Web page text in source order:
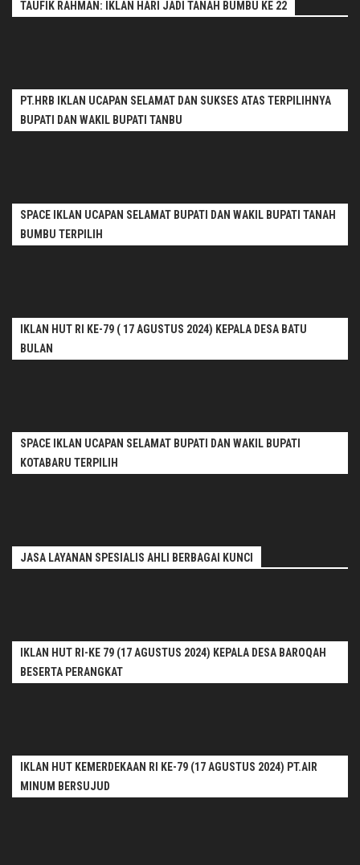
TAUFIK RAHMAN: IKLAN HARI JADI TANAH BUMBU KE 22
PT.HRB IKLAN UCAPAN SELAMAT DAN SUKSES ATAS TERPILIHNYA
BUPATI DAN WAKIL BUPATI TANBU
SPACE IKLAN UCAPAN SELAMAT BUPATI DAN WAKIL BUPATI TANAH
BUMBU TERPILIH
IKLAN HUT RI KE-79 ( 17 AGUSTUS 2024) KEPALA DESA BATU
BULAN
SPACE IKLAN UCAPAN SELAMAT BUPATI DAN WAKIL BUPATI
KOTABARU TERPILIH
JASA LAYANAN SPESIALIS AHLI BERBAGAI KUNCI
IKLAN HUT RI-KE 79 (17 AGUSTUS 2024) KEPALA DESA BAROQAH
BESERTA PERANGKAT
IKLAN HUT KEMERDEKAAN RI KE-79 (17 AGUSTUS 2024) PT.AIR
MINUM BERSUJUD